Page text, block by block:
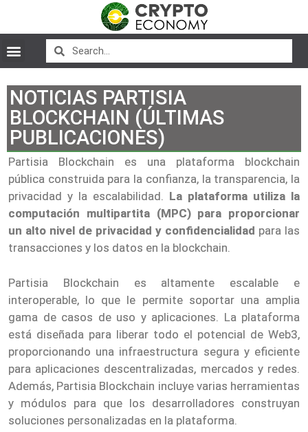
NOTICIAS PARTISIA
BLOCKCHAIN (ÚLTIMAS
PUBLICACIONES)
Partisia Blockchain es una plataforma blockchain
pública construida para la confianza, la transparencia, la
privacidad y la escalabilidad. La plataforma utiliza la
computación multipartita (MPC) para proporcionar
un alto nivel de privacidad y confidencialidad para las
transacciones y los datos en la blockchain.
Partisia Blockchain es altamente escalable e
interoperable, lo que le permite soportar una amplia
gama de casos de uso y aplicaciones. La plataforma
está diseñada para liberar todo el potencial de Web3,
proporcionando una infraestructura segura y eficiente
para aplicaciones descentralizadas, mercados y redes.
Además, Partisia Blockchain incluye varias herramientas
y módulos para que los desarrolladores construyan
soluciones personalizadas en la plataforma.